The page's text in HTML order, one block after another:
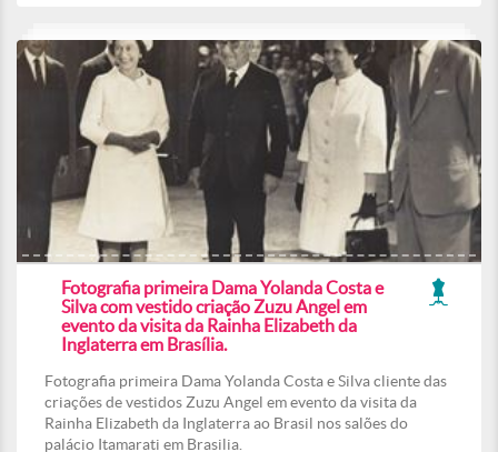
Fotografia primeira Dama Yolanda Costa e
Silva com vestido criação Zuzu Angel em
evento da visita da Rainha Elizabeth da
Inglaterra em Brasília.
Fotografia primeira Dama Yolanda Costa e Silva cliente das
criações de vestidos Zuzu Angel em evento da visita da
Rainha Elizabeth da Inglaterra ao Brasil nos salões do
palácio Itamarati em Brasilia.